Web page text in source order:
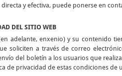
y efectiva, puede ponerse en
DEL SITIO WEB
adelante, enxenio) y su contenido
soliciten a través de correo
del boletín a los usuarios que
de privacidad de estas condiciones de